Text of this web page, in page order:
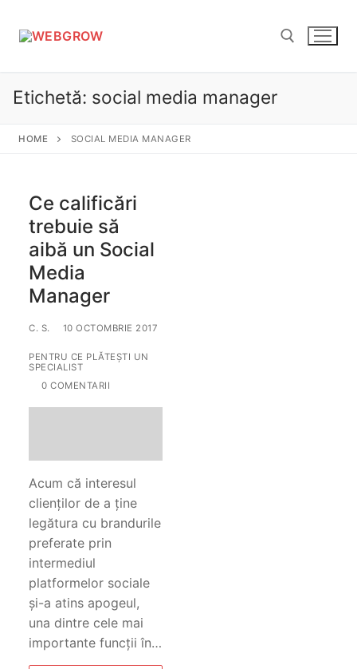
Etichetă: social media manager
HOME SOCIAL MEDIA MANAGER
Ce calificări
trebuie să
aibă un Social
Media
Manager
C. S. 10 OCTOMBRIE 2017
PENTRU CE PLĂTEȘTI UN
SPECIALIST
0 COMENTARII
Acum că interesul
clienților de a ține
legătura cu brandurile
preferate prin
intermediul
platformelor sociale
și-a atins apogeul,
una dintre cele mai
importante funcții în…